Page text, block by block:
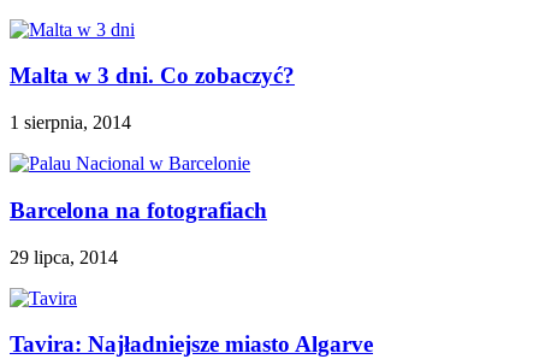
Malta w 3 dni. Co zobaczyć?
1 sierpnia, 2014
Barcelona na fotografiach
29 lipca, 2014
Tavira: Najładniejsze miasto Algarve